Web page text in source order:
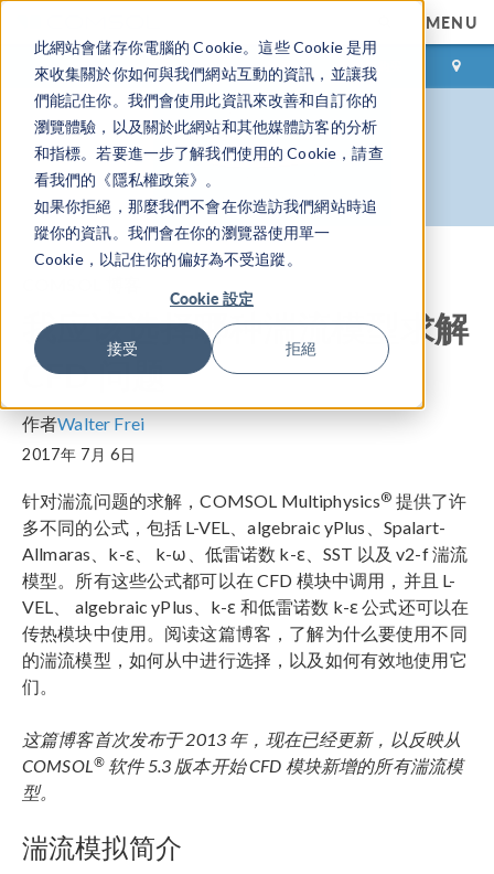
此網站會儲存你電腦的 Cookie。這些 Cookie 是用
來收集關於你如何與我們網站互動的資訊，並讓我
們能記住你。我們會使用此資訊來改善和自訂你的
瀏覽體驗，以及關於此網站和其他媒體訪客的分析
和指標。若要進一步了解我們使用的 Cookie，請查
看我們的《隱私權政策》。
如果你拒絕，那麼我們不會在你造訪我們網站時追
蹤你的資訊。我們會在你的瀏覽器使用單一
Cookie，以記住你的偏好為不受追蹤。
Cookie 設定
接受 拒絕
MENU
登录 咨询与购买
我应该选择哪种湍流模型求解
CFD 问题
作者Walter Frei
2017年 7月 6日
针对湍流问题的求解，COMSOL Multiphysics® 提供了许
多不同的公式，包括 L-VEL、algebraic yPlus、Spalart-
Allmaras、k-ε、 k-ω、低雷诺数 k-ε、SST 以及 v2-f 湍流
模型。所有这些公式都可以在 CFD 模块中调用，并且 L-
VEL、 algebraic yPlus、k-ε 和低雷诺数 k-ε 公式还可以在
传热模块中使用。阅读这篇博客，了解为什么要使用不同
的湍流模型，如何从中进行选择，以及如何有效地使用它
们。
这篇博客首次发布于 2013 年，现在已经更新，以反映从
COMSOL ® 软件 5.3 版本开始 CFD 模块新增的所有湍流模
型。
湍流模拟简介